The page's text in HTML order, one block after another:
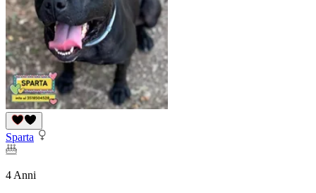
Sparta
4 Anni